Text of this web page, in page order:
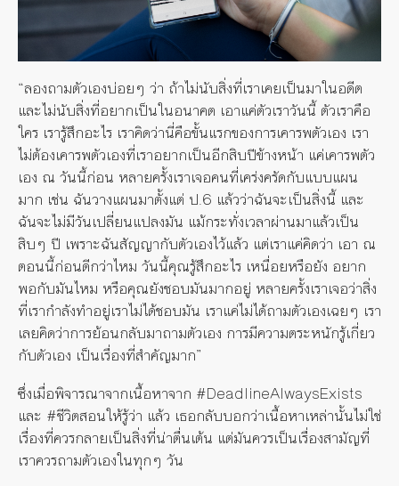
“ลองถามตัวเองบ่อยๆ ว่า ถ้าไม่นับสิ่งที่เราเคยเป็นมาในอดีต
และไม่นับสิ่งที่อยากเป็นในอนาคต เอาแค่ตัวเราวันนี้ ตัวเราคือ
ใคร เรารู้สึกอะไร เราคิดว่านี่คือขั้นแรกของการเคารพตัวเอง เรา
ไม่ต้องเคารพตัวเองที่เราอยากเป็นอีกสิบปีข้างหน้า แค่เคารพตัว
เอง ณ วันนี้ก่อน หลายครั้งเราเจอคนที่เคร่งครัดกับแบบแผน
มาก เช่น ฉันวางแผนมาตั้งแต่ ป.6 แล้วว่าฉันจะเป็นสิ่งนี้ และ
ฉันจะไม่มีวันเปลี่ยนแปลงมัน แม้กระทั่งเวลาผ่านมาแล้วเป็น
สิบๆ ปี เพราะฉันสัญญากับตัวเองไว้แล้ว แต่เราแค่คิดว่า เอา ณ
ตอนนี้ก่อนดีกว่าไหม วันนี้คุณรู้สึกอะไร เหนื่อยหรือยัง อยาก
พอกับมันไหม หรือคุณยังชอบมันมากอยู่ หลายครั้งเราเจอว่าสิ่ง
ที่เรากำลังทำอยู่เราไม่ได้ชอบมัน เราแค่ไม่ได้ถามตัวเองเฉยๆ เรา
เลยคิดว่าการย้อนกลับมาถามตัวเอง การมีความตระหนักรู้เกี่ยว
กับตัวเอง เป็นเรื่องที่สำคัญมาก”
ซึ่งเมื่อพิจารณาจากเนื้อหาจาก #DeadlineAlwaysExists
และ #ชีวิตสอนให้รู้ว่า แล้ว เธอกลับบอกว่าเนื้อหาเหล่านั้นไม่ใช่
เรื่องที่ควรกลายเป็นสิ่งที่น่าตื่นเต้น แต่มันควรเป็นเรื่องสามัญที่
เราควรถามตัวเองในทุกๆ วัน